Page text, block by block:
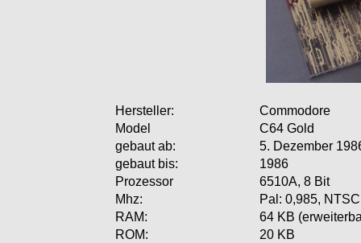
Hersteller:
Commodore
Model
C64 Gold
gebaut ab:
5. Dezember
gebaut bis:
1986
Prozessor
6510A, 8 Bit
Mhz:
Pal: 0,985,
RAM:
64 KB
ROM:
20 KB